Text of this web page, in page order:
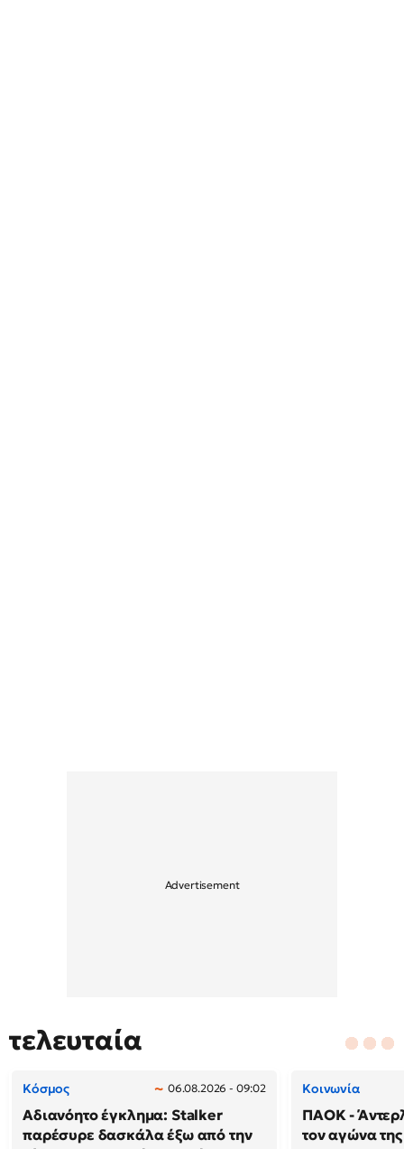
τελευταία
Κόσμος 06.08.2026 - 09:02
Αδιανόητο έγκλημα: Stalker
παρέσυρε δασκάλα έξω από την
Κοινωνία
ΠΑΟΚ -
τον αγώνα